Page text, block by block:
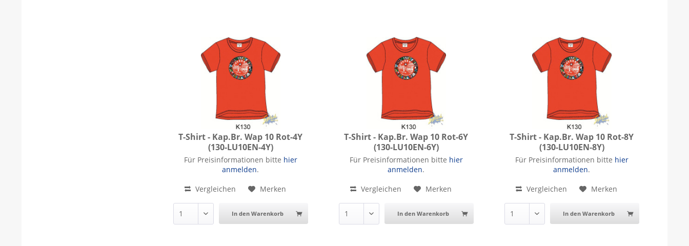
T-Shirt - Kap.Br. Wap 10 Rot-4Y
(130-LU10EN-4Y)
T-Shirt - Kap.Br. Wap 10 Rot-4Y
Für Preisinformationen bitte hier
anmelden.
Vergleichen
Merken
In den Warenkorb
T-Shirt - Kap.Br. Wap 10 Rot-6Y
(130-LU10EN-6Y)
T-Shirt - Kap.Br. Wap 10 Rot-6Y
Für Preisinformationen bitte hier
anmelden.
Vergleichen
Merken
In den Warenkorb
T-Shirt - Kap.Br. Wap 10 Rot-8Y
(130-LU10EN-8Y)
T-Shirt - Kap.Br. Wap 10 Rot-8Y
Für Preisinformationen bitte hier
anmelden.
Vergleichen
Merken
In den Warenkorb